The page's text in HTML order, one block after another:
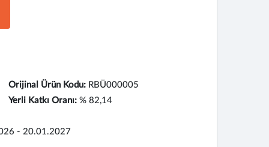
Orijinal Ürün Kodu: RBÜ000005
Yerli Katkı Oranı: % 82,14
- 20.01.2027